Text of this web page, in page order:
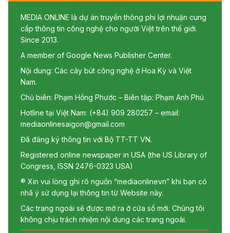
MEDIA ONLINE là dự án truyền thông phi lợi nhuận cung
cấp thông tin công nghệ cho người Việt trên thế giới.
Since 2013.
A member of Google News Publisher Center.
Nội dung: Các cây bút công nghệ ở Hoa Kỳ và Việt
Nam.
Chủ biên: Phạm Hồng Phước – Biên tập: Phạm Anh Phú
Hotline tại Việt Nam: (+84) 909 280257 – email:
mediaonlinesaigon@gmail.com
Đã đăng ký thông tin với Bộ TT-TT VN.
Registered online newspaper in USA (the US Library of
Congress, ISSN 2476-0323 USA)
® Xin vui lòng ghi rõ nguồn “mediaonlinevn” khi bạn có
nhã ý sử dụng lại thông tin từ Website này.
Các trang ngoài sẽ được mở ra ở cửa sổ mới. Chúng tôi
không chịu trách nhiệm nội dung các trang ngoài.